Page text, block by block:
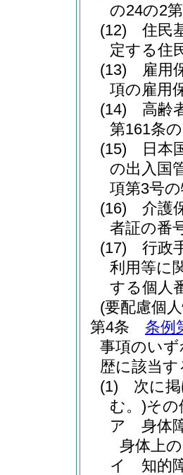
の24の2
(12)
住民
定する住
(13)
雇用
項の雇用
(14)
高齢
第161条
(15)
日本
の出入国
項第3号
(16)
介護
者証の番
(17)
行政
利用等に
する個人
(要配慮個
第4条
条例
事項のい
歴に該当
(1)
次に
む。)そ
ア
身体
身体上
イ
知的